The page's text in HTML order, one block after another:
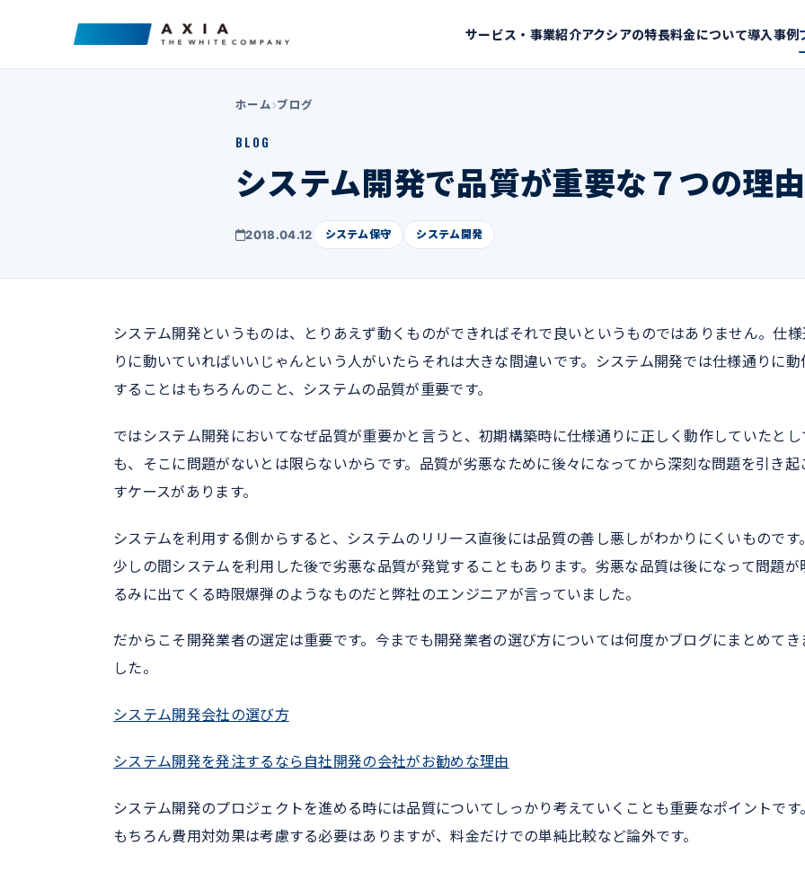
サービス・事業紹介アクシアの特長料金について導入事例
ホーム ブログ
BLOG
システム開発で品質が重要な７つの理由
2018.04.12 システム保守 システム開発
システム開発というものは、とりあえず動くものができればそれで良いというものではありません。仕様
りに動いていればいいじゃんという人がいたらそれは大きな間違いです。システム開発では仕様通りに動
することはもちろんのこと、システムの品質が重要です。
ではシステム開発においてなぜ品質が重要かと言うと、初期構築時に仕様通りに正しく動作していたとし
も、そこに問題がないとは限らないからです。品質が劣悪なために後々になってから深刻な問題を引き起
すケースがあります。
システムを利用する側からすると、システムのリリース直後には品質の善し悪しがわかりにくいものです。
少しの間システムを利用した後で劣悪な品質が発覚することもあります。劣悪な品質は後になって問題が
るみに出てくる時限爆弾のようなものだと弊社のエンジニアが言っていました。
だからこそ開発業者の選定は重要です。今までも開発業者の選び方については何度かブログにまとめてき
した。
システム開発会社の選び方
システム開発を発注するなら自社開発の会社がお勧めな理由
システム開発のプロジェクトを進める時には品質についてしっかり考えていくことも重要なポイントです。
もちろん費用対効果は考慮する必要はありますが、料金だけでの単純比較など論外です。